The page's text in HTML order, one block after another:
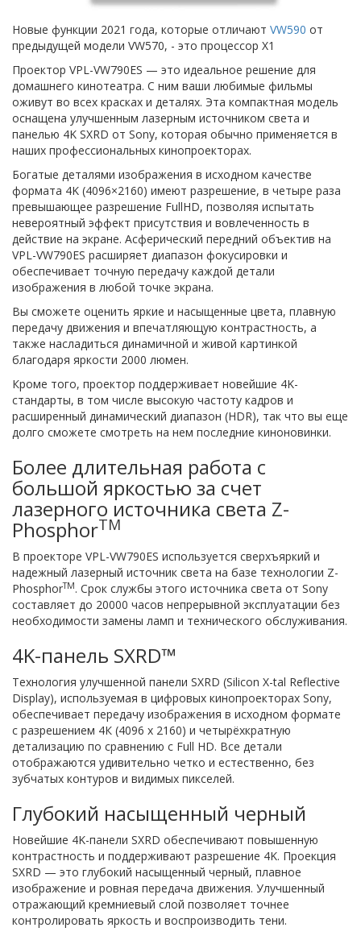
Новые функции 2021 года, которые отличают VW590 от
предыдущей модели VW570, - это процессор X1
Проектор VPL-VW790ES — это идеальное решение для
домашнего кинотеатра. С ним ваши любимые фильмы
оживут во всех красках и деталях. Эта компактная модель
оснащена улучшенным лазерным источником света и
панелью 4K SXRD от Sony, которая обычно применяется в
наших профессиональных кинопроекторах.
Богатые деталями изображения в исходном качестве
формата 4K (4096×2160) имеют разрешение, в четыре раза
превышающее разрешение FullHD, позволяя испытать
невероятный эффект присутствия и вовлеченность в
действие на экране. Асферический передний объектив на
VPL-VW790ES расширяет диапазон фокусировки и
обеспечивает точную передачу каждой детали
изображения в любой точке экрана.
Вы сможете оценить яркие и насыщенные цвета, плавную
передачу движения и впечатляющую контрастность, а
также насладиться динамичной и живой картинкой
благодаря яркости 2000 люмен.
Кроме того, проектор поддерживает новейшие 4K-
стандарты, в том числе высокую частоту кадров и
расширенный динамический диапазон (HDR), так что вы еще
долго сможете смотреть на нем последние киноновинки.
Более длительная работа с
большой яркостью за счет
лазерного источника света Z-
PhosphorTM
В проекторе VPL-VW790ES используется сверхъяркий и
надежный лазерный источник света на базе технологии Z-
PhosphorTM. Срок службы этого источника света от Sony
составляет до 20000 часов непрерывной эксплуатации без
необходимости замены ламп и технического обслуживания.
4K-панель SXRD™
Технология улучшенной панели SXRD (Silicon X-tal Reflective
Display), используемая в цифровых кинопроекторах Sony,
обеспечивает передачу изображения в исходном формате
с разрешением 4К (4096 x 2160) и четырёхкратную
детализацию по сравнению с Full HD. Все детали
отображаются удивительно четко и естественно, без
зубчатых контуров и видимых пикселей.
Глубокий насыщенный черный
Новейшие 4K-панели SXRD обеспечивают повышенную
контрастность и поддерживают разрешение 4K. Проекция
SXRD — это глубокий насыщенный черный, плавное
изображение и ровная передача движения. Улучшенный
отражающий кремниевый слой позволяет точнее
контролировать яркость и воспроизводить тени.